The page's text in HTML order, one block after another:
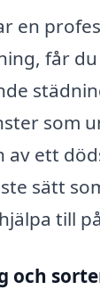
en
får
som
av ett
sätt
till
och